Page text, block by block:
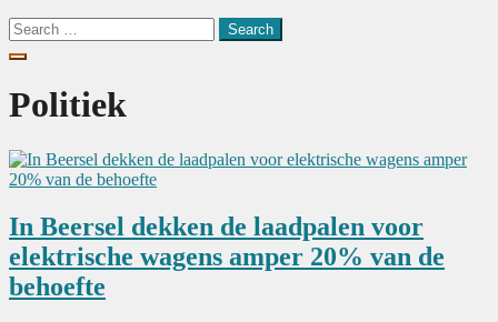
Search
for:
Politiek
In Beersel dekken de laadpalen voor
elektrische wagens amper 20% van de
behoefte